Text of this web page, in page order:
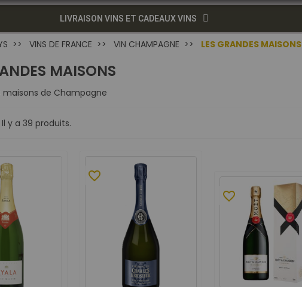
LIVRAISON VINS ET CADEAUX VINS
VINS DE FRANCE VIN CHAMPAGNE LES GRANDES MAISONS
MAISONS
maisons de Champagne
Il y a 39 produits.
favorite_border
favorite_border